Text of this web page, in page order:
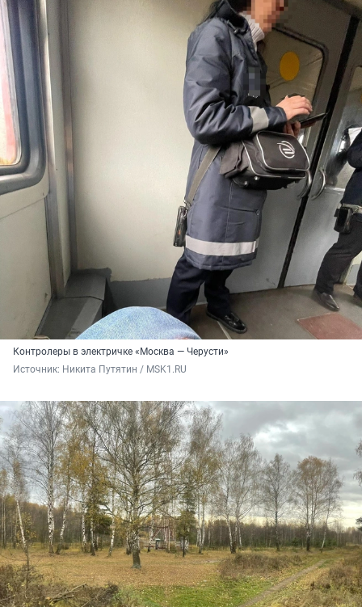
Контролеры в электричке «Москва — Черусти»
Источник: Никита Путятин / MSK1.RU